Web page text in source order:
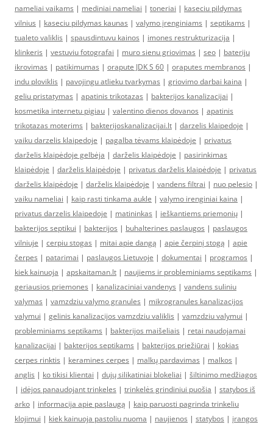
nameliai vaikams | mediniai nameliai | toneriai | kaseciu pildymas
vilnius | kaseciu pildymas kaunas | valymo įrenginiams | septikams |
tualeto valiklis | spausdintuvu kainos | imones restrukturizacija |
klinkeris | vestuviu fotografai | muro sienu griovimas | seo | bateriju
ikrovimas | patikimumas | orapute JDK S 60 | oraputes membranos |
indu ploviklis | pavojingu atlieku tvarkymas | griovimo darbai kaina |
geliu pristatymas | apatinis trikotazas | bakterijos kanalizacijai |
kosmetika internetu pigiau | valentino dienos dovanos | apatinis
trikotazas moterims | bakterijoskanalizacijai.lt | darzelis klaipedoje |
vaiku darzelis klaipedoje | pagalba tėvams klaipėdoje | privatus
darželis klaipėdoje gelbėja | darželis klaipėdoje | pasirinkimas
klaipėdoje | darželis klaipėdoje | privatus darželis klaipėdoje | privatus
darželis klaipėdoje | darželis klaipėdoje | vandens filtrai | nuo pelesio |
vaiku nameliai | kaip rasti tinkama aukle | valymo irenginiai kaina |
privatus darzelis klaipedoje | matininkas | ieškantiems priemonių |
bakterijos septikui | bakterijos | buhalterines paslaugos | paslaugos
vilniuje | cerpiu stogas | mitai apie dangą | apie čerpinį stogą | apie
čerpes | patarimai | paslaugos Lietuvoje | dokumentai | programos |
kiek kainuoja | apskaitaman.lt | naujiems ir probleminiams septikams |
geriausios priemones | kanalizaciniai vandenys | vandens suliniu
valymas | vamzdziu valymo granules | mikrogranules kanalizacijos
valymui | gelinis kanalizacijos vamzdziu valiklis | vamzdziu valymui |
probleminiams septikams | bakterijos maišeliais | retai naudojamai
kanalizacijai | bakterijos septikams | bakterijos priežiūrai | kokias
cerpes rinktis | keramines cerpes | malkų pardavimas | malkos |
anglis | ko tikisi klientai | dujų silikatiniai blokeliai | šiltinimo medžiagos
| idėjos panaudojant trinkeles | trinkelės grindiniui puošia | statybos iš
arko | informacija apie paslaugą | kaip paruosti pagrinda trinkeliu
klojimui | kiek kainuoja pastoliu nuoma | naujienos | statybos | įrangos